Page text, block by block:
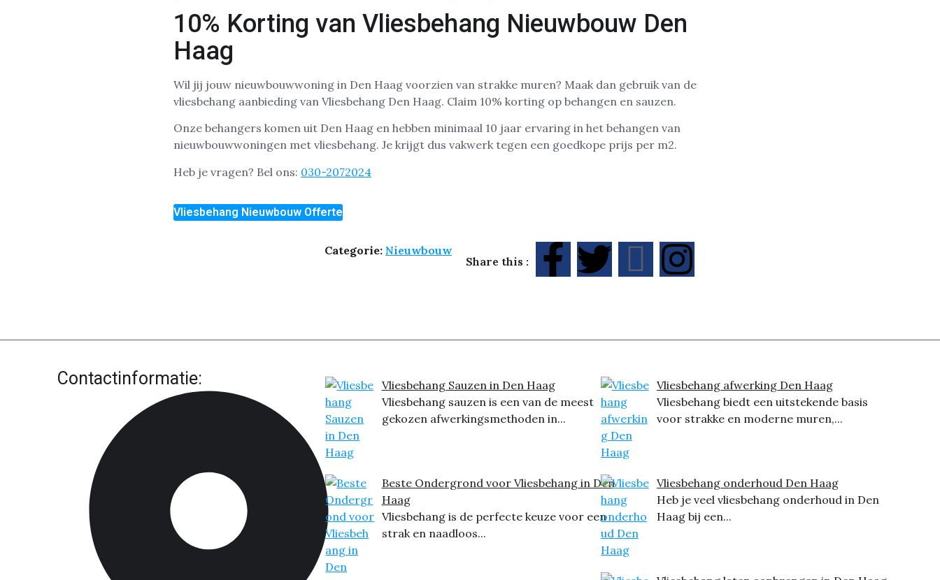
10% Korting van Vliesbehang Nieuwbouw Den
Haag
Wil jij jouw nieuwbouwwoning in Den Haag voorzien van strakke muren? Maak dan gebruik van de
vliesbehang aanbieding van Vliesbehang Den Haag. Claim 10% korting op behangen en sauzen.
Onze behangers komen uit Den Haag en hebben minimaal 10 jaar ervaring in het behangen van
nieuwbouwwoningen met vliesbehang. Je krijgt dus vakwerk tegen een goedkope prijs per m2.
Heb je vragen? Bel ons: 030-2072024
Vliesbehang Nieuwbouw Offerte
Categorie: Nieuwbouw
Share this :
Contactinformatie:
Vliesbehang Sauzen in Den Haag
Vliesbehang sauzen is een van de meest
gekozen afwerkingsmethoden in...
Beste Ondergrond voor Vliesbehang in Den
Haag
Vliesbehang is de perfecte keuze voor een
strak en naadloos...
Vliesbehang afwerking Den Haag
Vliesbehang biedt een uitstekende basis
voor strakke en moderne muren,...
Vliesbehang onderhoud Den Haag
Heb je veel vliesbehang onderhoud in Den
Haag bij een...